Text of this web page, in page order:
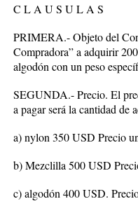
C L A U S U L A S
PRIMERA.- Objeto del
Compradora” a adquirir
algodón con un peso
SEGUNDA.- Precio. El
a pagar será la cantidad de
a) nylon 350 USD Precio
b) Mezclilla 500 USD
c) algodón 400 USD.